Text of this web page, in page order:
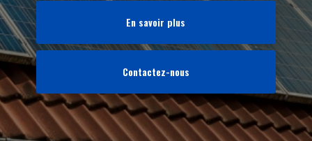
En savoir plus
Contactez-nous